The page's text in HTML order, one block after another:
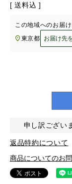
送料込
この地域へのお届
東京都
お届け先
申し訳ござい
返品特約について
商品についてのお